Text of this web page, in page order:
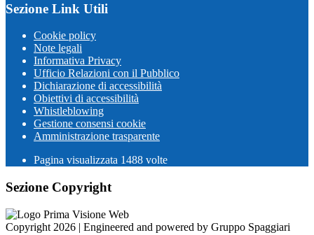
Sezione Link Utili
Cookie policy
Note legali
Informativa Privacy
Ufficio Relazioni con il Pubblico
Dichiarazione di accessibilità
Obiettivi di accessibilità
Whistleblowing
Gestione consensi cookie
Amministrazione trasparente
Pagina visualizzata 1488 volte
Sezione Copyright
Copyright 2026 | Engineered and powered by Gruppo Spaggiari